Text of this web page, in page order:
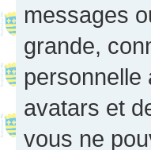
messages
grande,
personnelle
avatars et
vous ne